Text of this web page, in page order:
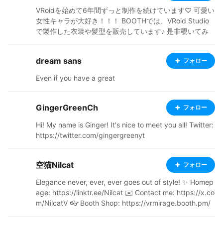
VRoidを始めて6年間ずっと制作を続けています♡ 可愛い
女性キャラが大好き！！！ BOOTHでは、VRoid Studio
で製作した衣装や髪型を販売しています♪ 是非覗いてみ
dream sans フォロー
Even if you have a great
GingerGreenCh フォロー
Hi! My name is Ginger! It's nice to meet you all! Twitter:
https://twitter.com/gingergreenyt
空猫Nilcat フォロー
Elegance never, ever, ever goes out of style! ‌✨ Homep
age: https://linktr.ee/Nilcat ✉️ Contact me: https://x.co
m/NilcatV 👓 Booth Shop: https://vrmirage.booth.pm/